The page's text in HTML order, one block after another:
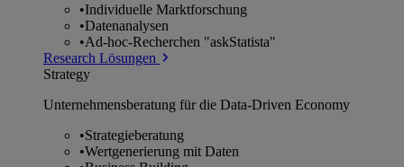
•Individuelle Marktforschung
•Datenanalysen
•Ad-hoc-Recherchen "askStatista"
Research Lösungen
Strategy
Unternehmens­beratung für die Data-Driven Economy
•Strategieberatung
•Wertgenerierung mit Daten